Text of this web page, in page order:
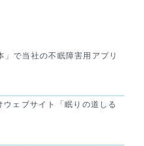
で当社の不眠障害用アプリ
ェブサイト「眠りの道しる